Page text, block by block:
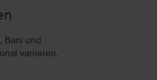
Bars und
variieren.